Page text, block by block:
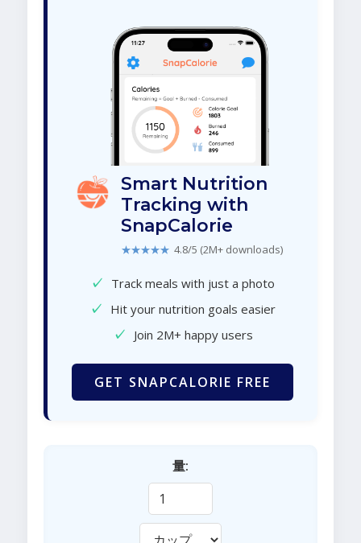
Smart Nutrition
Tracking with
SnapCalorie
★★★★★ 4.8/5 (2M+ downloads)
✓ Track meals with just a photo
✓ Hit your nutrition goals easier
✓ Join 2M+ happy users
GET SNAPCALORIE FREE
量: